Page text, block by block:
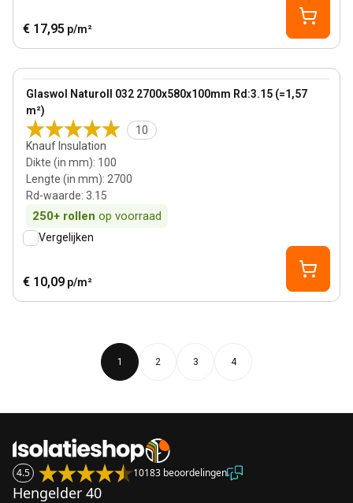
€ 17,95 p/m²
Glaswol Naturoll 032 2700x580x100mm Rd:3.15 (=1,57
m²)
10
Knauf Insulation
Dikte (in mm): 100
Lengte (in mm): 2700
Rd-waarde: 3.15
250+ rollen op voorraad
View product
Vergelijken
€ 10,09 p/m²
1 2 3 4
4.5 10183 beoordelingen
Hengelder 40